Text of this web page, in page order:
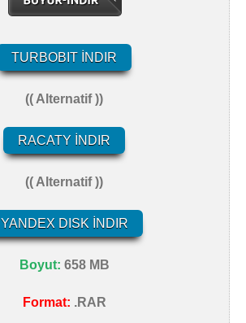
TURBOBIT İNDIR
(( Alternatif ))
RACATY İNDIR
(( Alternatif ))
YANDEX DISK İNDIR
Boyut: 658 MB
Format: .RAR